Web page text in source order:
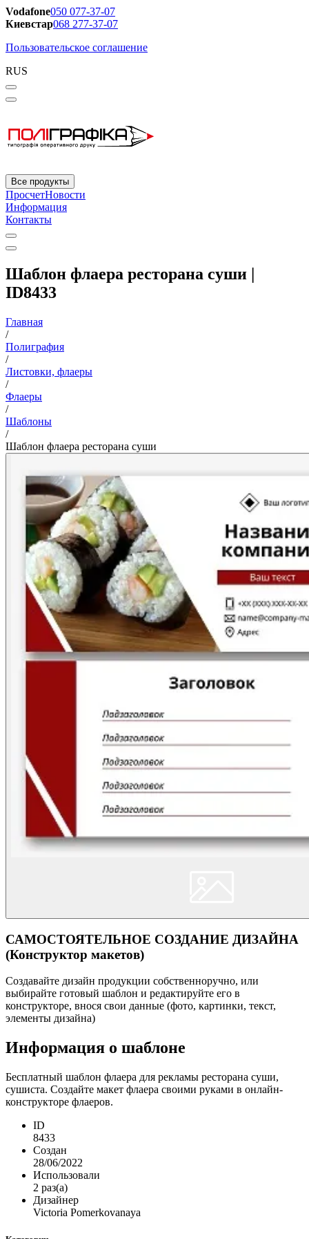
Vodafone050 077-37-07
Киевстар068 277-37-07
Пользовательское соглашение
RUS
Все продукты
ПросчетНовости
Информация
Контакты
Шаблон флаера ресторана суши |
ID8433
Главная
/
Полиграфия
/
Листовки, флаеры
/
Флаеры
/
Шаблоны
/
Шаблон флаера ресторана суши
САМОСТОЯТЕЛЬНОЕ СОЗДАНИЕ ДИЗАЙНА
(Конструктор макетов)
Создавайте дизайн продукции собственноручно, или
выбирайте готовый шаблон и редактируйте его в
конструкторе, внося свои данные (фото, картинки, текст,
элементы дизайна)
Информация о шаблоне
Бесплатный шаблон флаера для рекламы ресторана суши,
сушиста. Создайте макет флаера своими руками в онлайн-
конструкторе флаеров.
ID
8433
Создан
28/06/2022
Использовали
2 раз(а)
Дизайнер
Victoria Pomerkovanaya